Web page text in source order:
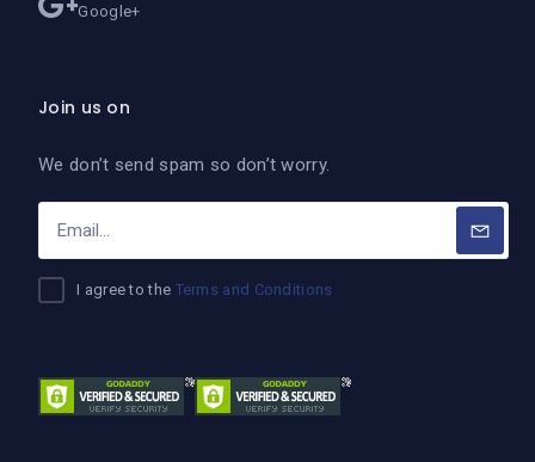
Google+
Join us on
We don’t send spam so don’t worry.
I agree to the Terms and Conditions